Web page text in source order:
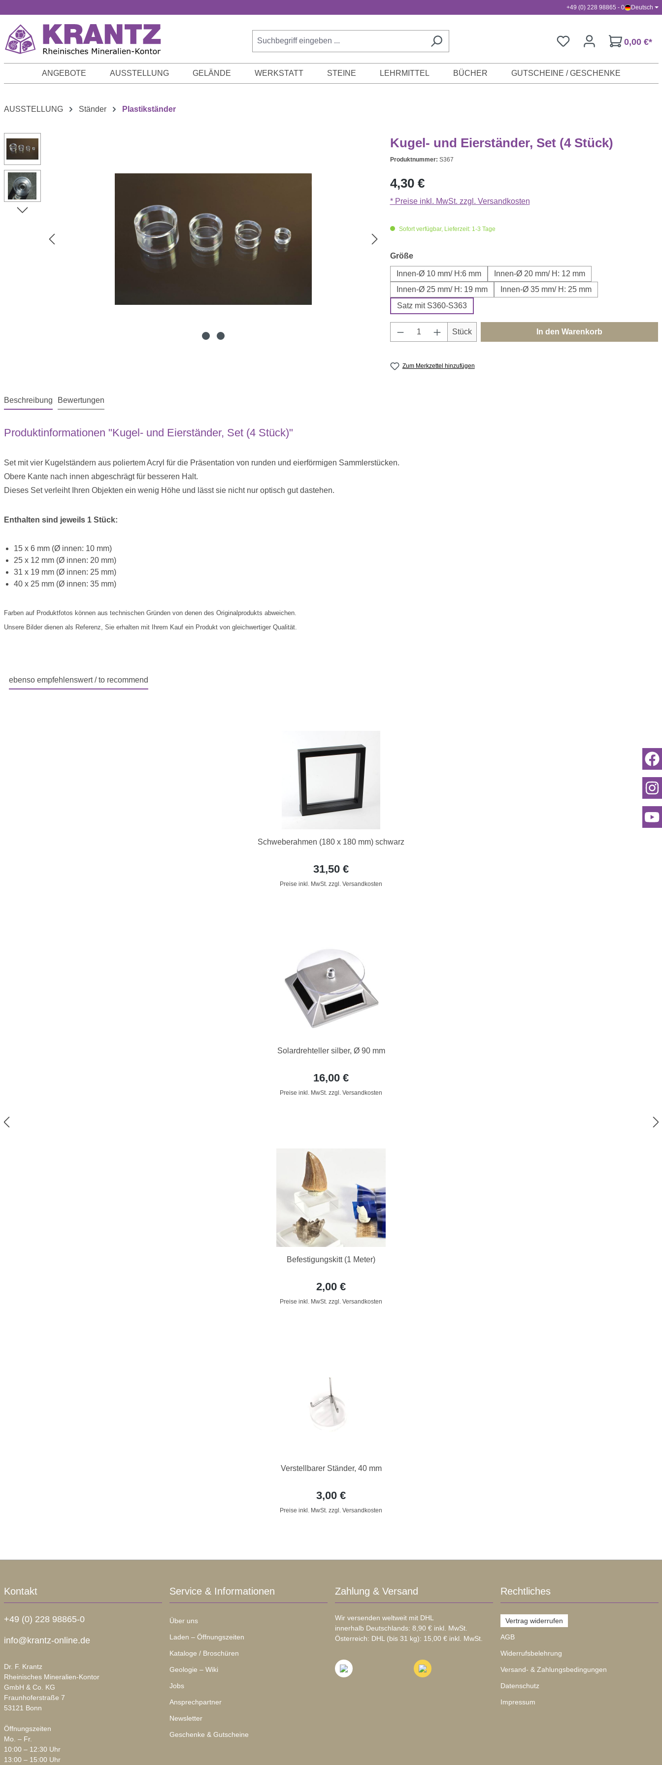
+49 (0) 228 98865 - 0 Deutsch
0,00 €*
ANGEBOTE AUSSTELLUNG GELÄNDE WERKSTATT STEINE LEHRMITTEL BÜCHER GUTSCHEINE / GESCHENKE
AUSSTELLUNG Ständer Plastikständer
Kugel- und Eierständer, Set (4 Stück)
Produktnummer: S367
Regulärer Preis:
4,30 €
* Preise inkl. MwSt. zzgl. Versandkosten
Sofort verfügbar, Lieferzeit: 1-3 Tage
Größeauswählen
Innen-Ø 10 mm/ H:6 mm
Innen-Ø 20 mm/ H: 12 mm
Innen-Ø 25 mm/ H: 19 mm
Innen-Ø 35 mm/ H: 25 mm
Satz mit S360-S363
Produkt Anzahl: Gib den gewünschten Wert ein
Stück In den Warenkorb
Zum Merkzettel hinzufügen
Beschreibung Bewertungen
Produktinformationen "Kugel- und Eierständer, Set (4 Stück)"
Set mit vier Kugelständern aus poliertem Acryl für die Präsentation von runden und eierförmigen Sammlerstücken.
Obere Kante nach innen abgeschrägt für besseren Halt.
Dieses Set verleiht Ihren Objekten ein wenig Höhe und lässt sie nicht nur optisch gut dastehen.
Enthalten sind jeweils 1 Stück:
15 x 6 mm (Ø innen: 10 mm)
25 x 12 mm (Ø innen: 20 mm)
31 x 19 mm (Ø innen: 25 mm)
40 x 25 mm (Ø innen: 35 mm)
Farben auf Produktfotos können aus technischen Gründen von denen des Originalprodukts abweichen.
Unsere Bilder dienen als Referenz, Sie erhalten mit Ihrem Kauf ein Produkt von gleichwertiger Qualität.
ebenso empfehlenswert / to recommend
Schweberahmen (180 x 180 mm) schwarz
31,50 €
Preise inkl. MwSt. zzgl. Versandkosten
Solardrehteller silber, Ø 90 mm
16,00 €
Preise inkl. MwSt. zzgl. Versandkosten
Befestigungskitt (1 Meter)
2,00 €
Preise inkl. MwSt. zzgl. Versandkosten
Verstellbarer Ständer, 40 mm
3,00 €
Preise inkl. MwSt. zzgl. Versandkosten
Kontakt
+49 (0) 228 98865-0
info@krantz-online.de
Dr. F. Krantz
Rheinisches Mineralien-Kontor
GmbH & Co. KG
Fraunhoferstraße 7
53121 Bonn
Öffnungszeiten
Mo. – Fr.
10:00 – 12:30 Uhr
13:00 – 15:00 Uhr
Service & Informationen
Über uns
Laden – Öffnungszeiten
Kataloge / Broschüren
Geologie – Wiki
Jobs
Ansprechpartner
Newsletter
Geschenke & Gutscheine
Zahlung & Versand
Wir versenden weltweit mit DHL
innerhalb Deutschlands: 8,90 € inkl. MwSt.
Österreich: DHL (bis 31 kg): 15,00 € inkl. MwSt.
Rechtliches
Vertrag widerrufen
AGB
Widerrufsbelehrung
Versand- & Zahlungsbedingungen
Datenschutz
Impressum